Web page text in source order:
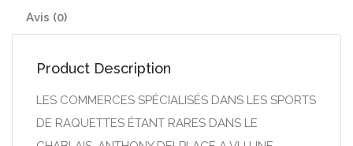
Avis (0)
Product Description
LES COMMERCES SPÉCIALISÉS DANS LES SPORTS
DE RAQUETTES ÉTANT RARES DANS LE